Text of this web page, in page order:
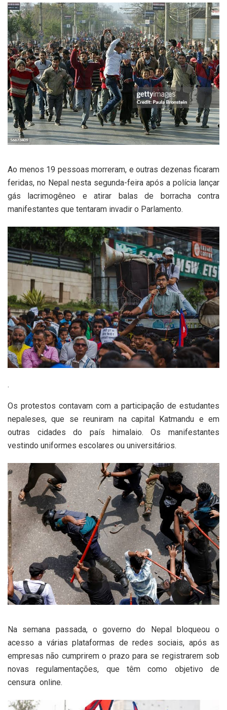
Ao menos 19 pessoas morreram, e outras dezenas ficaram
feridas, no Nepal nesta segunda-feira após a polícia lançar
gás lacrimogêneo e atirar balas de borracha contra
manifestantes que tentaram invadir o Parlamento.
.
Os protestos contavam com a participação de estudantes
nepaleses, que se reuniram na capital Katmandu e em
outras cidades do país himalaio. Os manifestantes
vestindo uniformes escolares ou universitários.
Na semana passada, o governo do Nepal bloqueou o
acesso a várias plataformas de redes sociais, após as
empresas não cumprirem o prazo para se registrarem sob
novas regulamentações, que têm como objetivo de
censura online.